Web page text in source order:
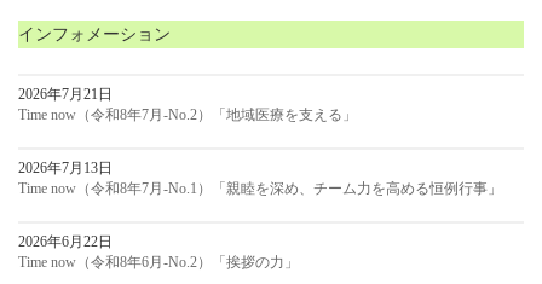
インフォメーション
2026年7月21日
Time now（令和8年7月-No.2）「地域医療を支える」
2026年7月13日
Time now（令和8年7月-No.1）「親睦を深め、チーム力を高める恒例行事」
2026年6月22日
Time now（令和8年6月-No.2）「挨拶の力」